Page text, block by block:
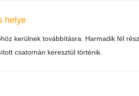
helye
kerülnek továbbításra. Harmadik fél
csatornán keresztül történik.